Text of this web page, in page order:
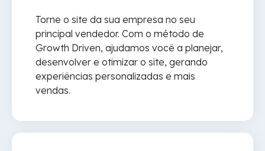
Torne o site da sua empresa no seu
principal vendedor. Com o método de
Growth Driven, ajudamos você a planejar,
desenvolver e otimizar o site, gerando
experiências personalizadas e mais
vendas.